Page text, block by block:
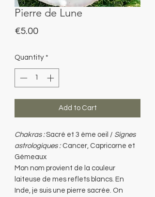
Pierre de Lune
€5.00Price
Quantity *
Add to Cart
Chakras :Sacré et 3 ème oeil / Signes
astrologiques : Cancer, Capricorne et
Gémeaux
Mon nom provient de la couleur
laiteuse de mes reflets blancs. En
Inde, je suis une pierre sacrée. On